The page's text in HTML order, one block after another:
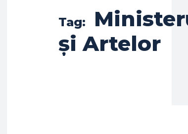
Tag:
și Artelor